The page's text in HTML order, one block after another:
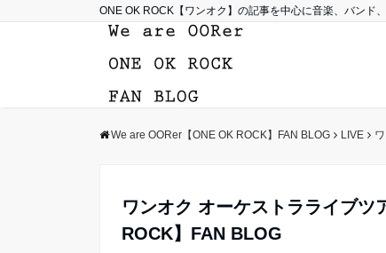
ONE OK ROCK【ワンオク】の記事を中心に音楽、バンド
We are OORer【ONE OK ROCK】FAN BLOG LIVE
ワンオク オーケストラライブ
ROCK】FAN BLOG